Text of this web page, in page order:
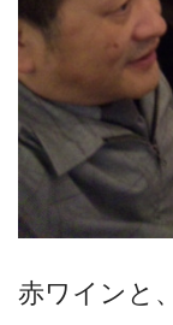
赤ワインと、